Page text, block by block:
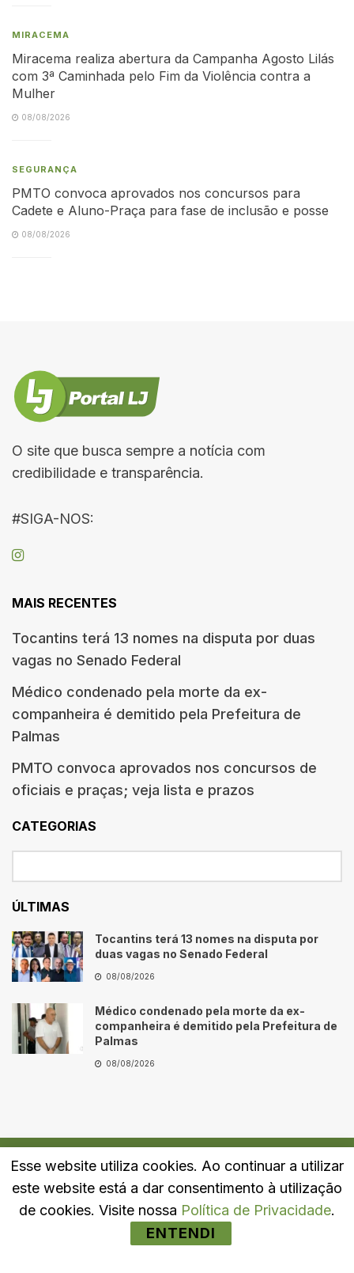
MIRACEMA
Miracema realiza abertura da Campanha Agosto Lilás
com 3ª Caminhada pelo Fim da Violência contra a
Mulher
08/08/2026
SEGURANÇA
PMTO convoca aprovados nos concursos para
Cadete e Aluno-Praça para fase de inclusão e posse
08/08/2026
O site que busca sempre a notícia com
credibilidade e transparência.
#SIGA-NOS:
MAIS RECENTES
Tocantins terá 13 nomes na disputa por duas
vagas no Senado Federal
Médico condenado pela morte da ex-
companheira é demitido pela Prefeitura de
Palmas
PMTO convoca aprovados nos concursos de
oficiais e praças; veja lista e prazos
CATEGORIAS
ÚLTIMAS
Tocantins terá 13 nomes na disputa por
duas vagas no Senado Federal
08/08/2026
Médico condenado pela morte da ex-
companheira é demitido pela Prefeitura de
Palmas
08/08/2026
Quem Somos Fale Conosco Política de Privacidade
Esse website utiliza cookies. Ao continuar a utilizar
este website está a dar consentimento à utilização
de cookies. Visite nossa Política de Privacidade.
ENTENDI